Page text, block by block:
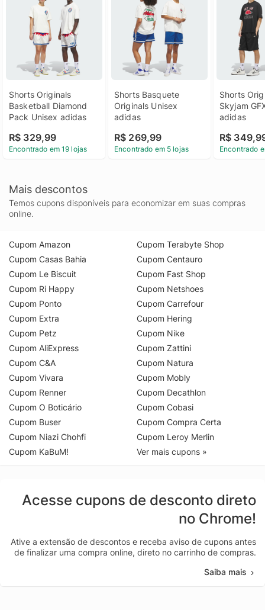
Shorts Originals
Basketball Diamond
Pack Unisex adidas
R$ 329,99
Encontrado em 19 lojas
Shorts Basquete
Originals Unisex
adidas
R$ 269,99
Encontrado em 5 lojas
Shorts
Skyjam
adidas
R$
Encontrado
Mais descontos
Temos cupons disponíveis para economizar em suas compras
online.
Cupom Amazon
Cupom Casas Bahia
Cupom Le Biscuit
Cupom Ri Happy
Cupom Ponto
Cupom Extra
Cupom Petz
Cupom AliExpress
Cupom C&A
Cupom Vivara
Cupom Renner
Cupom O Boticário
Cupom Buser
Cupom Niazi Chohfi
Cupom KaBuM!
Cupom Terabyte Shop
Cupom Centauro
Cupom Fast Shop
Cupom Netshoes
Cupom Carrefour
Cupom Hering
Cupom Nike
Cupom Zattini
Cupom Natura
Cupom Mobly
Cupom Decathlon
Cupom Cobasi
Cupom Compra Certa
Cupom Leroy Merlin
Ver mais cupons »
Acesse cupons de desconto direto
no Chrome!
Ative a extensão de descontos e receba aviso de cupons antes
de finalizar uma compra online, direto no carrinho de compras.
Saiba mais